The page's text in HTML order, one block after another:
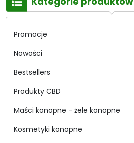
Promocje
Nowości
Bestsellers
Produkty CBD
Maści konopne - żele konopne
Kosmetyki konopne